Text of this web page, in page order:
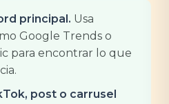
principal. Usa
Google Trends o
para encontrar lo que
post o carrusel